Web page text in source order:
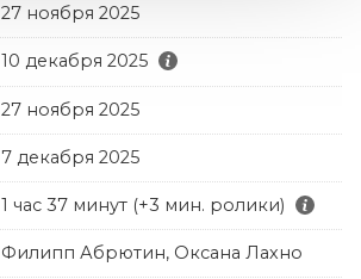
27 ноября 2025
10 декабря 2025
27 ноября 2025
7 декабря 2025
1 час 37 минут (+3 мин. ролики)
Филипп Абрютин, Оксана Лахно